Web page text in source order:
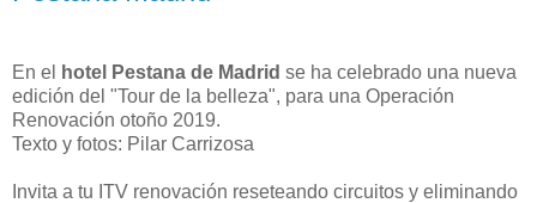
En el hotel Pestana de Madrid se ha celebrado una nueva
edición del "Tour de la belleza", para una Operación
Renovación otoño 2019.
Texto y fotos: Pilar Carrizosa
Invita a tu ITV renovación reseteando circuitos y eliminando